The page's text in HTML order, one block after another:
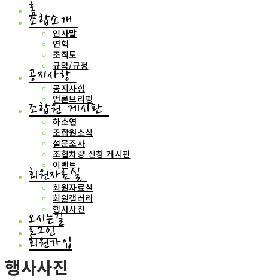
홈
조합소개
인사말
연혁
조직도
규약/규정
공지사항
공지사항
언론브리핑
조합원 게시판
하소연
조합원소식
설문조사
조합차량 신청 게시판
이벤트
회원자료실
회원자료실
회원갤러리
행사사진
오시는길
로그인
회원가입
행사사진